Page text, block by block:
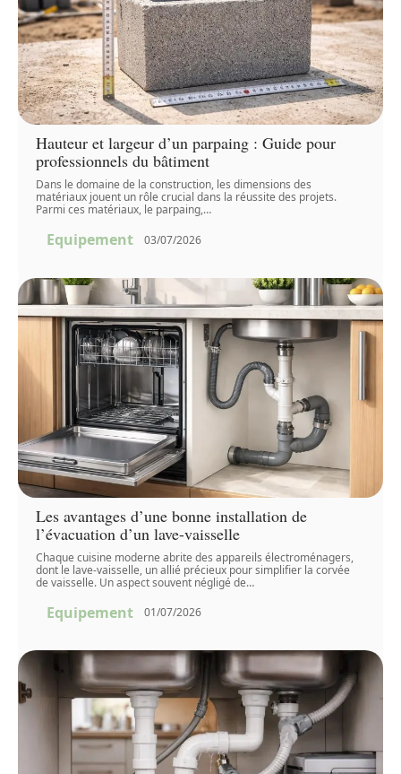
Hauteur et largeur d’un parpaing : Guide pour
professionnels du bâtiment
Dans le domaine de la construction, les dimensions des
matériaux jouent un rôle crucial dans la réussite des projets.
Parmi ces matériaux, le parpaing,…
Equipement 03/07/2026
Les avantages d’une bonne installation de
l’évacuation d’un lave-vaisselle
Chaque cuisine moderne abrite des appareils électroménagers,
dont le lave-vaisselle, un allié précieux pour simplifier la corvée
de vaisselle. Un aspect souvent négligé de…
Equipement 01/07/2026